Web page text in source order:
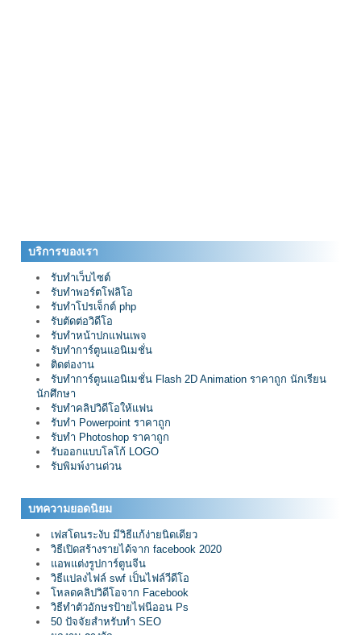
บริการของเรา
รับทำเว็บไซต์
รับทำพอร์ตโฟลิโอ
รับทำโปรเจ็กต์ php
รับตัดต่อวิดีโอ
รับทำหน้าปกแฟนเพจ
รับทำการ์ตูนแอนิเมชั่น
ติดต่องาน
รับทำการ์ตูนแอนิเมชั่น Flash 2D Animation ราคาถูก นักเรียน
นักศึกษา
รับทำคลิปวิดีโอให้แฟน
รับทำ Powerpoint ราคาถูก
รับทำ Photoshop ราคาถูก
รับออกแบบโลโก้ LOGO
รับพิมพ์งานด่วน
บทความยอดนิยม
เฟสโดนระงับ มีวิธีแก้ง่ายนิดเดียว
วิธีเปิดสร้างรายได้จาก facebook 2020
แอพแต่งรูปการ์ตูนจีน
วิธีแปลงไฟล์ swf เป็นไฟล์วีดีโอ
โหลดคลิปวิดีโอจาก Facebook
วิธีทำตัวอักษรป้ายไฟนีออน Ps
50 ปัจจัยสำหรับทำ SEO